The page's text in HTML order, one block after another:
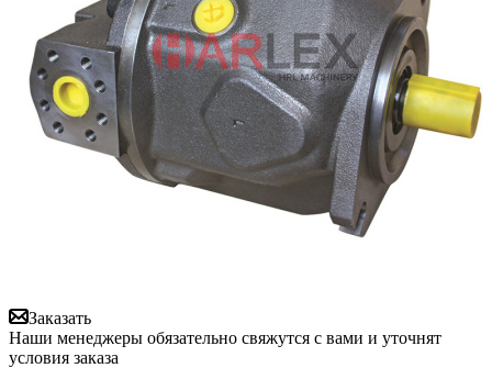
Заказать
Наши менеджеры обязательно свяжутся с вами и уточнят
условия заказа